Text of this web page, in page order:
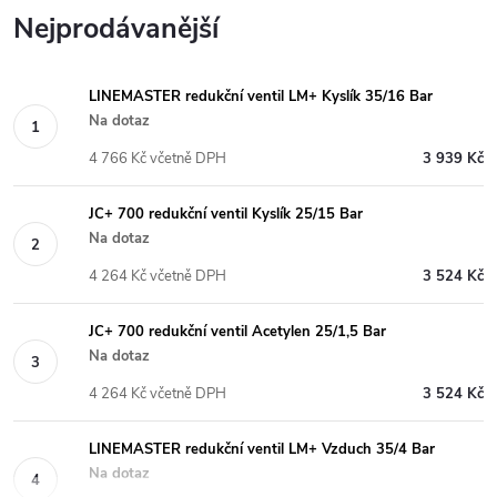
Nejprodávanější
LINEMASTER redukční ventil LM+ Kyslík 35/16 Bar
Na dotaz
3 939 Kč
4 766 Kč včetně DPH
JC+ 700 redukční ventil Kyslík 25/15 Bar
Na dotaz
3 524 Kč
4 264 Kč včetně DPH
JC+ 700 redukční ventil Acetylen 25/1,5 Bar
Na dotaz
3 524 Kč
4 264 Kč včetně DPH
LINEMASTER redukční ventil LM+ Vzduch 35/4 Bar
Na dotaz